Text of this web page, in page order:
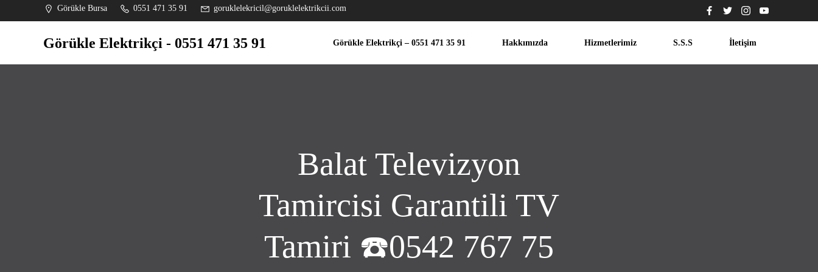
geç
Görükle Bursa 0551 471 35 91 goruklelekricil@goruklelektrikcii.com
Görükle Elektrikçi - 0551 471 35 91 Görükle Elektrikçi – 0551 471 35 91 Hakkımızda Hizmetlerimiz S.S.S İletişim
Balat Televizyon
Tamircisi Garantili TV
Tamiri ☎️0542 767 75